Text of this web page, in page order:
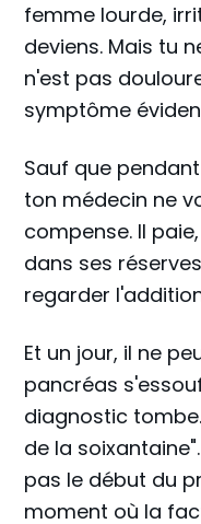
femme lourde,
deviens. Mais tu
n'est pas
symptôme
Sauf que
ton médecin ne
compense. Il
dans ses
regarder
Et un jour, il ne
pancréas
diagnostic
de la
pas le début du
moment où la